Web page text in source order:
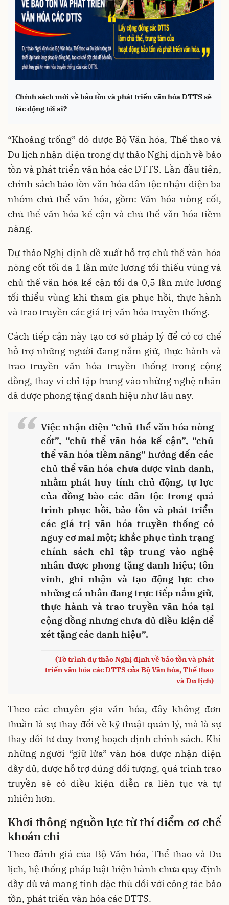
Chính sách mới về bảo tồn và phát triển văn hóa DTTS sẽ
tác động tới ai?
“Khoảng trống” đó được Bộ Văn hóa, Thể thao và
Du lịch nhận diện trong dự thảo Nghị định về bảo
tồn và phát triển văn hóa các DTTS. Lần đầu tiên,
chính sách bảo tồn văn hóa dân tộc nhận diện ba
nhóm chủ thể văn hóa, gồm: Văn hóa nòng cốt,
chủ thể văn hóa kế cận và chủ thể văn hóa tiềm
năng.
Dự thảo Nghị định đề xuất hỗ trợ chủ thể văn hóa
nòng cốt tối đa 1 lần mức lương tối thiểu vùng và
chủ thể văn hóa kế cận tối đa 0,5 lần mức lương
tối thiểu vùng khi tham gia phục hồi, thực hành
và trao truyền các giá trị văn hóa truyền thống.
Cách tiếp cận này tạo cơ sở pháp lý để có cơ chế
hỗ trợ những người đang nắm giữ, thực hành và
trao truyền văn hóa truyền thống trong cộng
đồng, thay vì chỉ tập trung vào những nghệ nhân
đã được phong tặng danh hiệu như lâu nay.
“ Việc nhận diện “chủ thể văn hóa nòng
cốt”, “chủ thể văn hóa kế cận”, “chủ
thể văn hóa tiềm năng” hướng đến các
chủ thể văn hóa chưa được vinh danh,
nhằm phát huy tính chủ động, tự lực
của đồng bào các dân tộc trong quá
trình phục hồi, bảo tồn và phát triển
các giá trị văn hóa truyền thống có
nguy cơ mai một; khắc phục tình trạng
chính sách chỉ tập trung vào nghệ
nhân được phong tặng danh hiệu; tôn
vinh, ghi nhận và tạo động lực cho
những cá nhân đang trực tiếp nắm giữ,
thực hành và trao truyền văn hóa tại
cộng đồng nhưng chưa đủ điều kiện để
xét tặng các danh hiệu”.
(Tờ trình dự thảo Nghị định về bảo tồn và phát
triển văn hóa các DTTS của Bộ Văn hóa, Thể thao
và Du lịch)
Theo các chuyên gia văn hóa, đây không đơn
thuần là sự thay đổi về kỹ thuật quản lý, mà là sự
thay đổi tư duy trong hoạch định chính sách. Khi
những người “giữ lửa” văn hóa được nhận diện
đầy đủ, được hỗ trợ đúng đối tượng, quá trình trao
truyền sẽ có điều kiện diễn ra liên tục và tự
nhiên hơn.
Khơi thông nguồn lực từ thí điểm cơ chế
khoán chi
Theo đánh giá của Bộ Văn hóa, Thể thao và Du
lịch, hệ thống pháp luật hiện hành chưa quy định
đầy đủ và mang tính đặc thù đối với công tác bảo
tồn, phát triển văn hóa các DTTS.